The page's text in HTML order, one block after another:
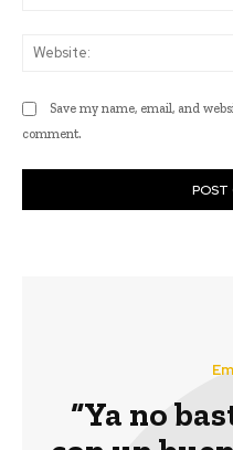
Save my name, email, and
comment.